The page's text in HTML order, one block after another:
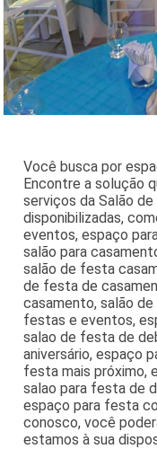
Você busca por
Encontre a solução
serviços da Salão
disponibilizadas,
eventos, espaço
salão para
salão de festa
de festa de
casamento, salão
festas e eventos,
salao de festa de
aniversário, espaço
festa mais próximo,
salao para festa de
espaço para festa
conosco, você
estamos à sua